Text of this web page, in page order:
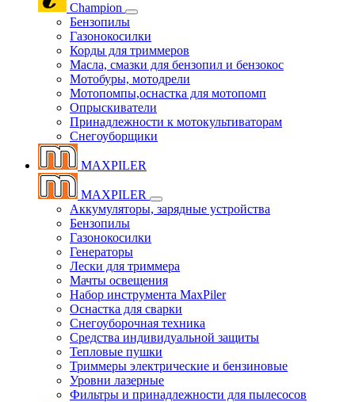
Champion
Бензопилы
Газонокосилки
Корды для триммеров
Масла, смазки для бензопил и бензокос
Мотобуры, мотодрели
Мотопомпы,оснастка для мотопомп
Опрыскиватели
Принадлежности к мотокультиваторам
Снегоуборщики
MAXPILER
MAXPILER
Аккумуляторы, зарядные устройства
Бензопилы
Газонокосилки
Генераторы
Лески для триммера
Мачты освещения
Набор инструмента MaxPiler
Оснастка для сварки
Снегоуборочная техника
Средства индивидуальной защиты
Тепловые пушки
Триммеры электрические и бензиновые
Уровни лазерные
Фильтры и принадлежности для пылесосов